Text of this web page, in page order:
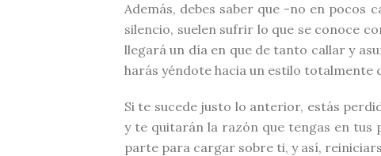
Además, debes saber que -no en pocos
silencio, suelen sufrir lo que se conoce
llegará un día en que de tanto callar y
harás yéndote hacia un estilo totalmente
Si te sucede justo lo anterior, estás
y te quitarán la razón que tengas en
parte para cargar sobre ti, y así,